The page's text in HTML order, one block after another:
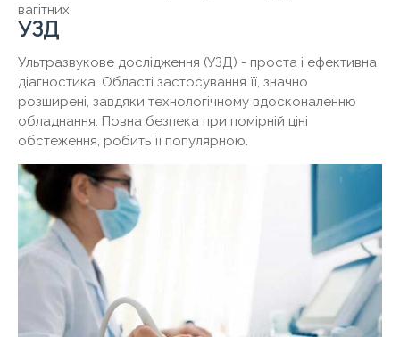
вагітних.
УЗД
Ультразвукове дослідження (УЗД) - проста і ефективна
діагностика. Області застосування її, значно
розширені, завдяки технологічному вдосконаленню
обладнання. Повна безпека при помірній ціні
обстеження, робить її популярною.